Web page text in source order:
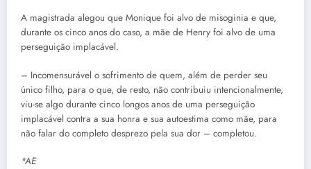
A magistrada alegou que Monique foi alvo de misoginia e que,
durante os cinco anos do caso, a mãe de Henry foi alvo de uma
perseguição implacável.
– Incomensurável o sofrimento de quem, além de perder seu
único filho, para o que, de resto, não contribuiu intencionalmente,
viu-se algo durante cinco longos anos de uma perseguição
implacável contra a sua honra e sua autoestima como mãe, para
não falar do completo desprezo pela sua dor – completou.
*AE